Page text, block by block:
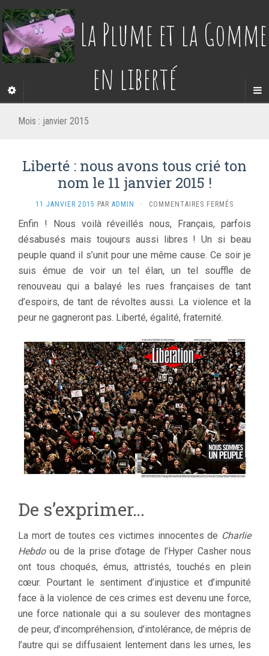
La Plume et la Gomme
en liberté
Mois : janvier 2015
Liberté : nous avons tous crié ton
nom le 11 janvier 2015 !
11 JANVIER 2015 PAR ADMIN · COMMENTAIRES FERMÉS
:
NOUS
AVONS
TOUS
CRIÉ
TON
LE
2015
!
Enfin ! Nous voilà réveillés nous, Français, parfois
désabusés mais toujours aussi libres ! Un si beau
peuple quand il s’unit pour une même cause. Ce soir je
suis émue de voir un tel élan, un tel souffle de
renouveau qui a balayé les rues françaises de tant
d’espoirs, de tant de révoltes aussi. La violence et la
peur ne gagneront pas. Liberté, égalité, fraternité.
De s’exprimer…
La mort de toutes ces victimes innocentes de Charlie
Hebdoou de la prise d’otage de l’Hyper Casher nous
ont tous choqués, émus, attristés, touchés en plein
cœur. Pourtant le sentiment d’injustice et d’impunité
face à la violence de ces crimes est devenu une force,
une force nationale qui a su soulever des montagnes
de peur, d’incompréhension, d’intolérance, de mépris de
l’autre qui se diffusaient lentement dans les urnes, les